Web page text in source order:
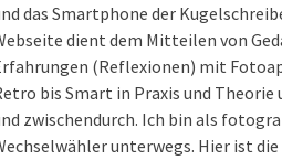
das Smartphone der
dient dem Mitteilen von
(Reflexionen) mit
bis Smart in Praxis und Theorie
zwischendurch. Ich bin als
unterwegs. Hier ist die